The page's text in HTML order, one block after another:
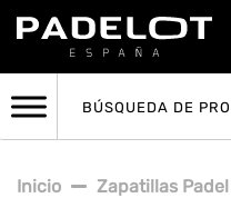
Inicio Zapatillas Padel